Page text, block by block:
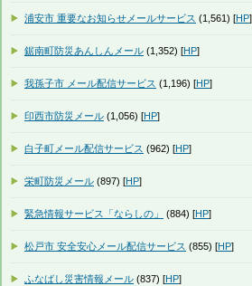
浦安市 重要なお知らせメールサービス (1,561) [HP]
鋸南町防災あんしんメール (1,352) [HP]
我孫子市 メール配信サービス (1,196) [HP]
印西市防災メール (1,056) [HP]
白子町メール配信サービス (962) [HP]
栄町防災メール (897) [HP]
緊急情報サービス「ならしの」 (884) [HP]
松戸市 安全安心メール配信サービス (855) [HP]
ふなばし災害情報メール (837) [HP]